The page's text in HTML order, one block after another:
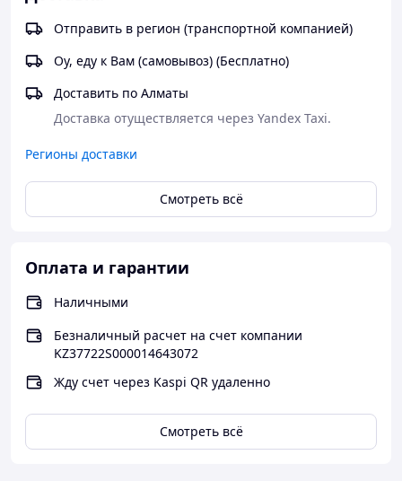
Отправить в регион (транспортной компанией)
Оу, еду к Вам (самовывоз) (Бесплатно)
Доставить по Алматы
Доставка отуществляется через Yandex Taxi.
Регионы доставки
Смотреть всё
Оплата и гарантии
Наличными
Безналичный расчет на счет компании
KZ37722S000014643072
Жду счет через Kaspi QR удаленно
Смотреть всё